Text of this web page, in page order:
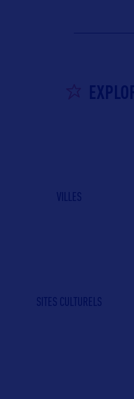
VILLES
SITES CULTURELS